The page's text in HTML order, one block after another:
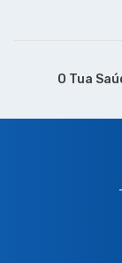
O Tua